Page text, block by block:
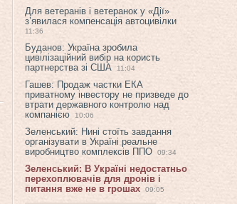
Для ветеранів і ветеранок у «Дії»
з’явилася компенсація автоцивілки
11:36
Буданов: Україна зробила
цивілізаційний вибір на користь
партнерства зі США
11:04
Гашев: Продаж частки ЕКА
приватному інвестору не призведе до
втрати державного контролю над
компанією
10:06
Зеленський: Нині стоїть завдання
організувати в Україні реальне
виробництво комплексів ППО
09:34
Зеленський: В Україні недостатньо
перехоплювачів для дронів і
питання вже не в грошах
09:05